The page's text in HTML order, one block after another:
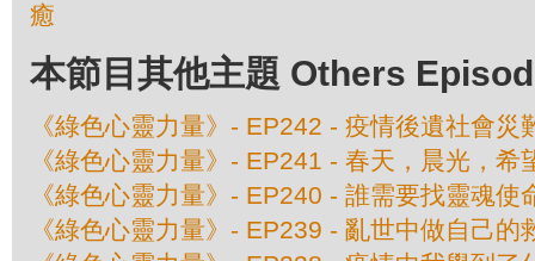
癒
本節目其他主題 Others
《綠色心靈力量》- EP242 - 疫情後遺社會災
《綠色心靈力量》- EP241 - 春天，晨光，希
《綠色心靈力量》- EP240 - 誰需要找靈魂使
《綠色心靈力量》- EP239 - 亂世中做自己的